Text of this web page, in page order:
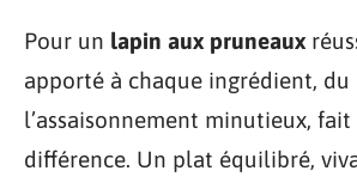
Pour un lapin aux pruneaux
apporté à chaque ingrédient,
l’assaisonnement minutieux,
différence. Un plat équilibré,